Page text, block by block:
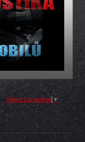
Select Language ▼